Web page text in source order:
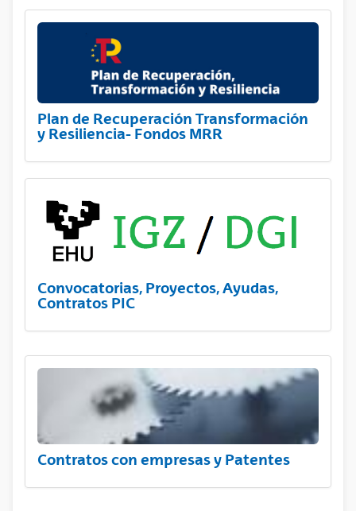
Plan de Recuperación Transformación
y Resiliencia- Fondos MRR
Convocatorias, Proyectos, Ayudas,
Contratos PIC
Contratos con empresas y Patentes